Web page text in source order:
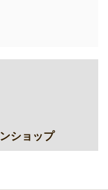
ショップ